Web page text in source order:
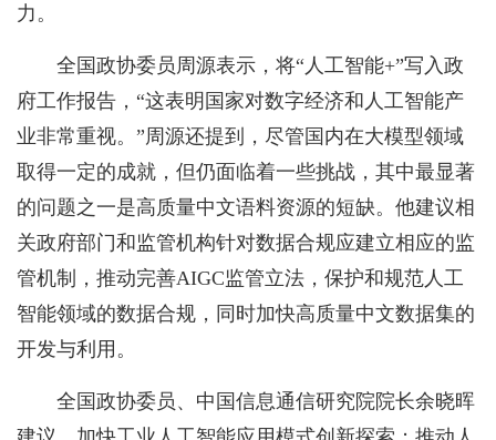
力。
全国政协委员周源表示，将“人工智能+”写入政
府工作报告，“这表明国家对数字经济和人工智能产
业非常重视。”周源还提到，尽管国内在大模型领域
取得一定的成就，但仍面临着一些挑战，其中最显著
的问题之一是高质量中文语料资源的短缺。他建议相
关政府部门和监管机构针对数据合规应建立相应的监
管机制，推动完善AIGC监管立法，保护和规范人工
智能领域的数据合规，同时加快高质量中文数据集的
开发与利用。
全国政协委员、中国信息通信研究院院长余晓晖